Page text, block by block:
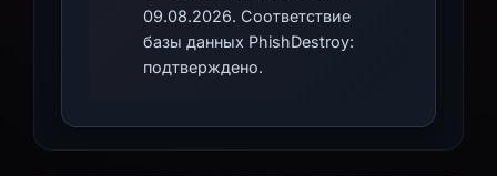
09.08.2026. Соответствие
базы данных PhishDestroy:
подтверждено.